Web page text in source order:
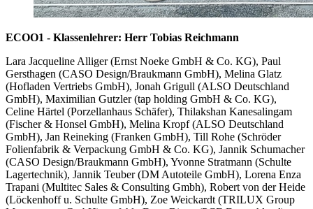
ECOO1 - Klassenlehrer: Herr Tobias Reichmann
Lara Jacqueline Alliger (Ernst Noeke GmbH & Co. KG), Paul
Gersthagen (CASO Design/Braukmann GmbH), Melina Glatz
(Hofladen Vertriebs GmbH), Jonah Grigull (ALSO Deutschland
GmbH), Maximilian Gutzler (tap holding GmbH & Co. KG),
Celine Härtel (Porzellanhaus Schäfer), Thilakshan Kanesalingam
(Fischer & Honsel GmbH), Melina Kropf (ALSO Deutschland
GmbH), Jan Reineking (Franken GmbH), Till Rohe (Schröder
Folienfabrik & Verpackung GmbH & Co. KG), Jannik Schumacher
(CASO Design/Braukmann GmbH), Yvonne Stratmann (Schulte
Lagertechnik), Jannik Teuber (DM Autoteile GmbH), Lorena Enza
Trapani (Multitec Sales & Consulting Gmbh), Robert von der Heide
(Löckenhoff u. Schulte GmbH), Zoe Weickardt (TRILUX Group